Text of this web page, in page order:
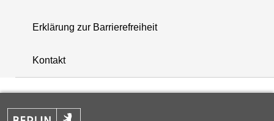
+
−
Erklärung zur Barrierefreiheit
Kontakt